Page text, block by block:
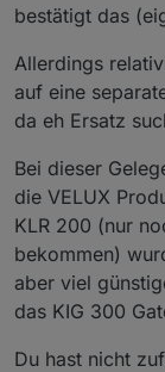
bestätigt das
Allerdings
auf eine
da eh Ersatz
Bei dieser
die VELUX
KLR 200 (nur
bekommen)
aber viel
das KIG 300
Du hast nicht